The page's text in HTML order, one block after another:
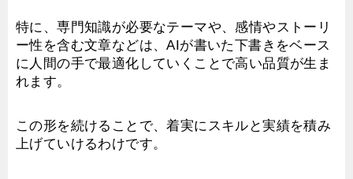
特に、専門知識が必要なテーマや、感情やストーリ
ー性を含む文章などは、AIが書いた下書きをベース
に人間の手で最適化していくことで高い品質が生ま
れます。
この形を続けることで、着実にスキルと実績を積み
上げていけるわけです。